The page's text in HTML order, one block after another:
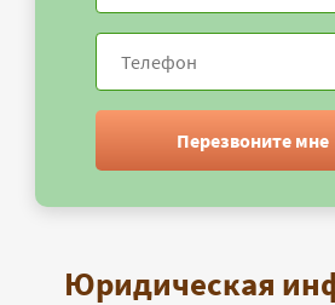
Перезвоните мне
Юридическая